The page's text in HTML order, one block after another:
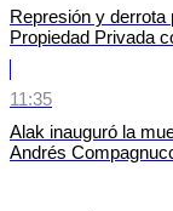
Represión y derrota
Propiedad Privada
11:35
Alak inauguró la
Andrés